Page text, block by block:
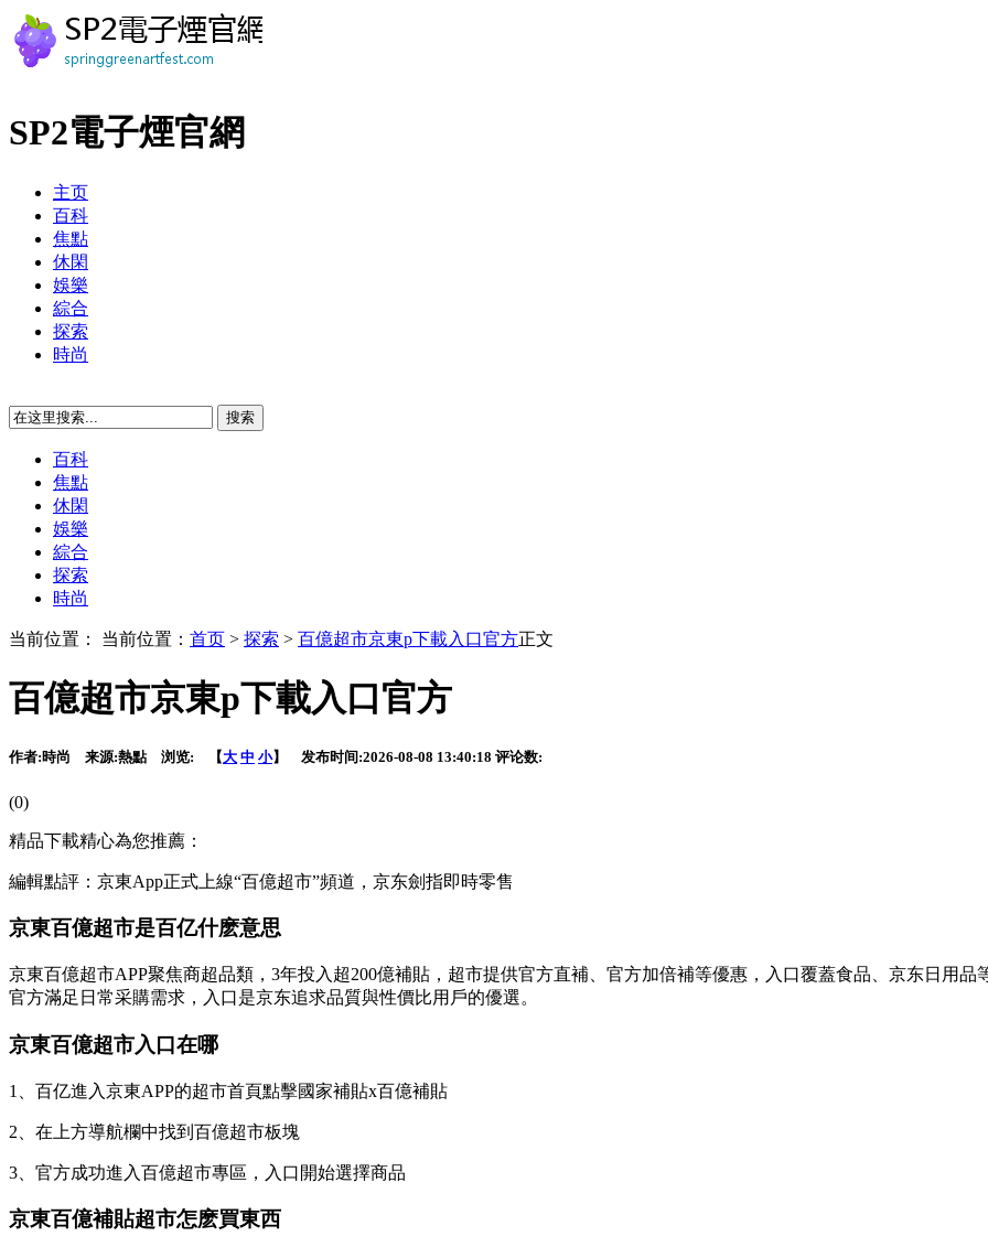
SP2電子煙官網
主页
百科
焦點
休閑
娛樂
綜合
探索
時尚
百科
焦點
休閑
娛樂
綜合
探索
時尚
当前位置： 当前位置： 首页 > 探索 > 百億超市京東p下載入口官方正文
百億超市京東p下載入口官方
作者:時尚 来源:熱點 浏览: 【大 中 小】 发布时间:2026-08-08 13:40:18 评论数:
(0)
精品下載精心為您推薦：
編輯點評：京東App正式上線“百億超市”頻道，京东劍指即時零售
京東百億超市是百亿什麽意思
京東百億超市APP聚焦商超品類，3年投入超200億補貼，超市提供官方直補、官方加倍補等優惠，入口覆蓋食品、京东日用
官方滿足日常采購需求，入口是京东追求品質與性價比用戶的優選。
京東百億超市入口在哪
1、百亿進入京東APP的超市首頁點擊國家補貼x百億補貼
2、在上方導航欄中找到百億超市板塊
3、官方成功進入百億超市專區，入口開始選擇商品
京東百億補貼超市怎麽買東西